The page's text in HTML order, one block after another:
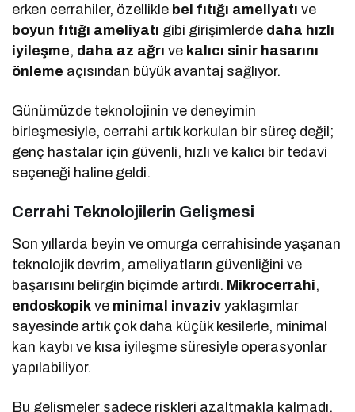
erken cerrahiler, özellikle bel fıtığı ameliyatı ve
boyun fıtığı ameliyatı gibi girişimlerde daha hızlı
iyileşme, daha az ağrı ve kalıcı sinir hasarını
önleme açısından büyük avantaj sağlıyor.
Günümüzde teknolojinin ve deneyimin
birleşmesiyle, cerrahi artık korkulan bir süreç değil;
genç hastalar için güvenli, hızlı ve kalıcı bir tedavi
seçeneği haline geldi.
Cerrahi Teknolojilerin Gelişmesi
Son yıllarda beyin ve omurga cerrahisinde yaşanan
teknolojik devrim, ameliyatların güvenliğini ve
başarısını belirgin biçimde artırdı. Mikrocerrahi,
endoskopik ve minimal invaziv yaklaşımlar
sayesinde artık çok daha küçük kesilerle, minimal
kan kaybı ve kısa iyileşme süresiyle operasyonlar
yapılabiliyor.
Bu gelişmeler sadece riskleri azaltmakla kalmadı,